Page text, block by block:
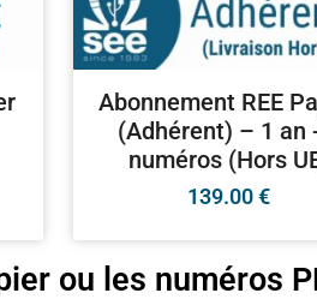
Abonnement REE
(Adhérent) – 1 an
numéros (Hors
139.00€
ou les numéros